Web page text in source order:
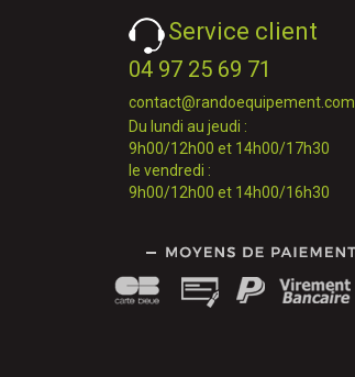
Service client
04 97 25 69 71
contact@randoequipement.com
Du lundi au jeudi :
9h00/12h00 et 14h00/17h30
le vendredi :
9h00/12h00 et 14h00/16h30